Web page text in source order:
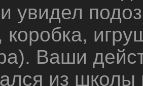
увидел
коробка,
Ваши
из школы